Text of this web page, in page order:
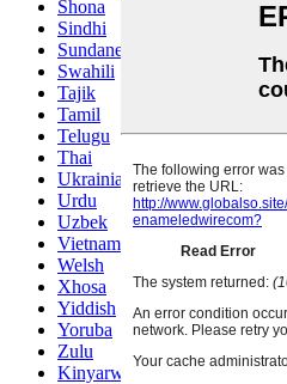
Shona
Sindhi
Sundanese
Swahili
Tajik
Tamil
Telugu
Thai
Ukrainian
Urdu
Uzbek
Vietnamese
Welsh
Xhosa
Yiddish
Yoruba
Zulu
Kinyarwanda